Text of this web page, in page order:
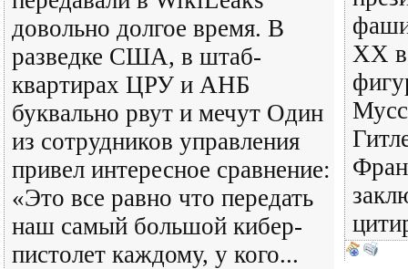
довольно долгое время. В
разведке США, в штаб-
квартирах ЦРУ и АНБ
буквально рвут и мечут Один
из сотрудников управления
привел интересное сравнение:
«Это все равно что передать
наш самый большой кибер-
пистолет каждому, у кого...
XX